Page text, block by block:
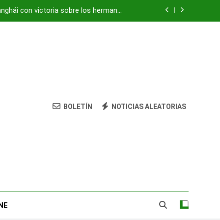
con victoria sobre los hermanos
«centro de mando» de Hezbolá
con victoria sobre los hermanos
Tsitsipas
vivienda: su nieta está herida y grave
«centro de mando» de Hezbolá
BOLETÍN NOTICIAS ALEATORIAS